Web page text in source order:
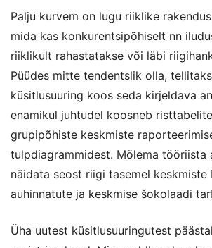
Palju kurvem on lugu riiklike
mida kas konkurentsipõhiselt nn
riiklikult rahastatakse või läbi
Püüdes mitte tendentslik olla,
küsitlusuuring koos seda kirjeldava
enamikul juhtudel koosneb
grupipõhiste keskmiste
tulpdiagrammidest. Mõlema tööriista
näidata seost riigi tasemel keskmiste
auhinnatute ja keskmise šokolaadi
Üha uutest küsitlusuuringutest